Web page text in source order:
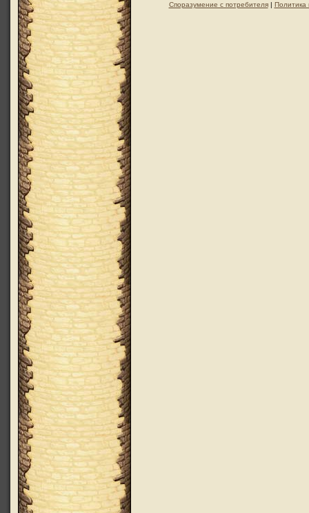
Споразумение с потребителя| Политика